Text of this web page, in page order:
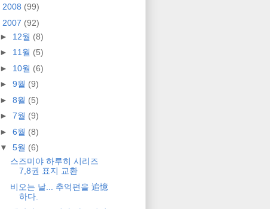
2008 (99)
2007 (92)
► 12월 (8)
► 11월 (5)
► 10월 (6)
► 9월 (9)
► 8월 (5)
► 7월 (9)
► 6월 (8)
▼ 5월 (6)
스즈미야 하루히 시리즈
7,8권 표지 교환
비오는 날... 추억편을 追憶
하다.